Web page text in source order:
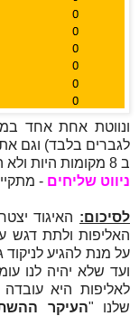
ונווטת אחת אחד
לגברים בלבד) וגם את
ב 8 מקומות היות ולא השתתפנו באליפות 2012.
ניווט שליחים -
לסיכום: האיגוד
האליפות ולתת דגש
על מנת להגיע לניקוד
ועד שלא יהיה לנו
לאליפות היא
שלנו "העיקר